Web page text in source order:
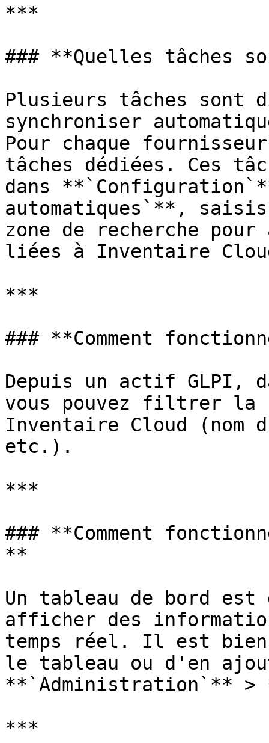
***
### **Quelles tâches
Plusieurs tâches sont
synchroniser
Pour chaque
tâches dédiées. Ces
dans
automatiques`**,
zone de recherche
liées à Inventaire
***
### **Comment
Depuis un actif GLPI,
vous pouvez filtrer la
Inventaire Cloud
etc.).
***
### **Comment
**
Un tableau de bord
afficher des
temps réel. Il est
le tableau ou d'en
**`Administration`**
***